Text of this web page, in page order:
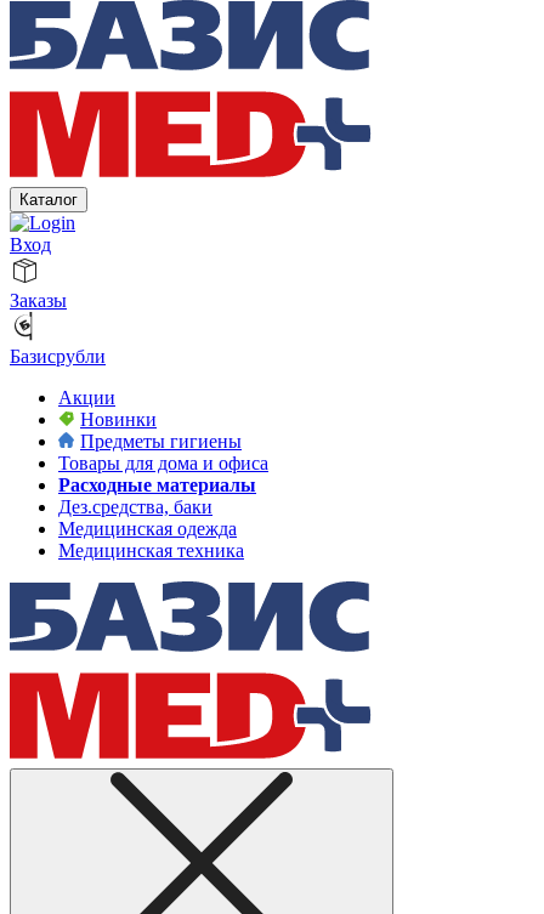
Каталог
Вход
Заказы
Базисрубли
Акции
Новинки
Предметы гигиены
Товары для дома и офиса
Расходные материалы
Дез.средства, баки
Медицинская одежда
Медицинская техника